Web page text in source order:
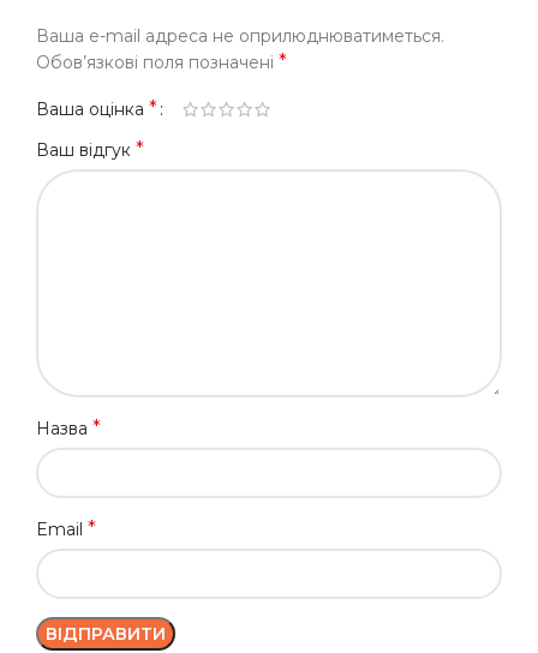
Ваша e-mail адреса не оприлюднюватиметься.
Обов’язкові поля позначені *
Ваша оцінка *
Ваш відгук *
Назва *
Email *